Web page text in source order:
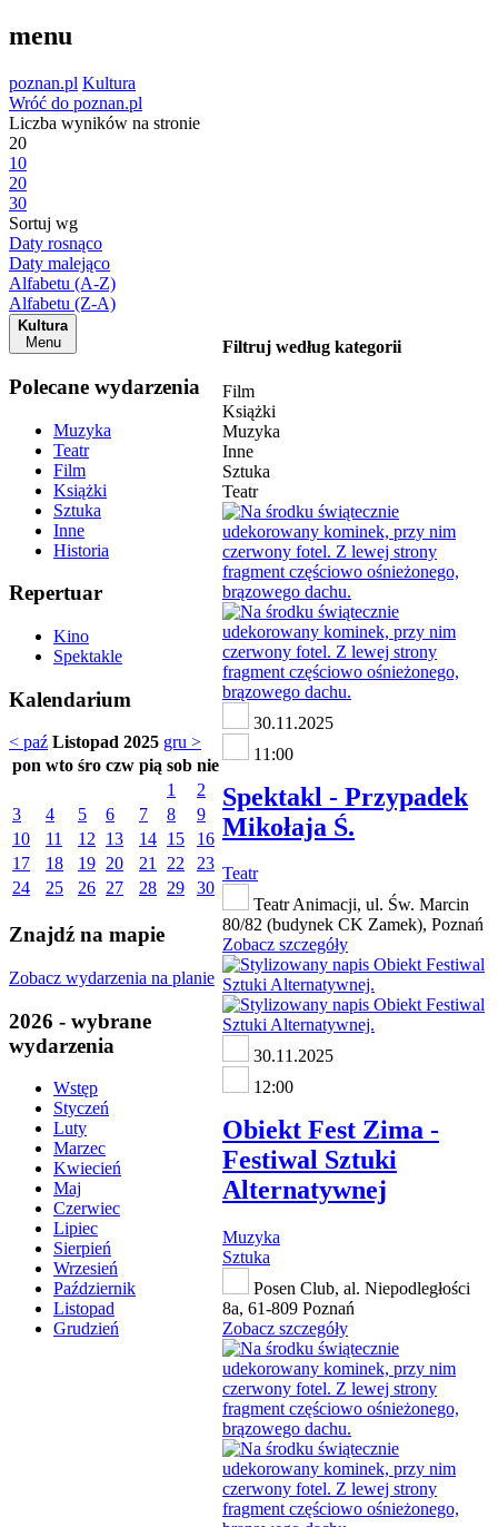
menu
poznan.pl Kultura
Wróć do poznan.pl
Liczba wyników na stronie
20
10
20
30
Sortuj wg
Daty rosnąco
Daty malejąco
Alfabetu (A-Z)
Alfabetu (Z-A)
Kultura
Menu
Polecane wydarzenia
Muzyka
Teatr
Film
Książki
Sztuka
Inne
Historia
Repertuar
Kino
Spektakle
Kalendarium
< paź Listopad 2025 gru >
pon wto śro czw pią sob nie
1
2
3
4 5 6 7 8
9
10
11 12 13 14 15
16
17
18 19 20 21 22
23
24
25 26 27 28 29 30
Znajdź na mapie
Zobacz wydarzenia na planie
2026 - wybrane
wydarzenia
Wstęp
Styczeń
Luty
Marzec
Kwiecień
Maj
Czerwiec
Lipiec
Sierpień
Wrzesień
Październik
Listopad
Grudzień
Filtruj według kategorii
Film
Książki
Muzyka
Inne
Sztuka
Teatr
30.11.2025
11:00
Spektakl - Przypadek
Mikołaja Ś.
Teatr
Teatr Animacji, ul. Św. Marcin
80/82 (budynek CK Zamek), Poznań
Zobacz szczegóły
30.11.2025
12:00
Obiekt Fest Zima -
Festiwal Sztuki
Alternatywnej
Muzyka
Sztuka
Posen Club, al. Niepodległości
8a, 61-809 Poznań
Zobacz szczegóły